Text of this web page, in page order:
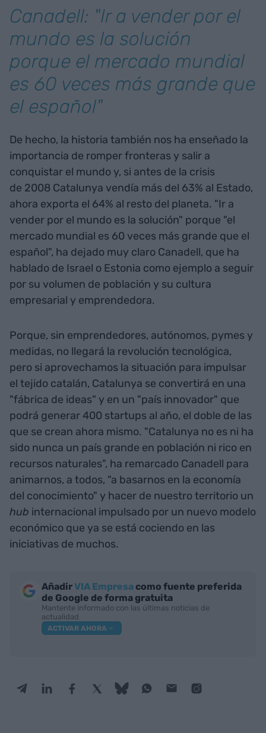
Canadell: "Ir a vender por el
mundo es la solución
porque el mercado mundial
es 60 veces más grande que
el español"
De hecho, la historia también nos ha enseñado la
importancia de romper fronteras y salir a
conquistar el mundo y, si antes de la crisis
de 2008 Catalunya vendía más del 63% al Estado,
ahora exporta el 64% al resto del planeta. "Ir a
vender por el mundo es la solución" porque "el
mercado mundial es 60 veces más grande que el
español", ha dejado muy claro Canadell, que ha
hablado de Israel o Estonia como ejemplo a seguir
por su volumen de población y su cultura
empresarial y emprendedora.
Porque, sin emprendedores, autónomos, pymes y
medidas, no llegará la revolución tecnológica,
pero si aprovechamos la situación para impulsar
el tejido catalán, Catalunya se convertirá en una
"fábrica de ideas" y en un "país innovador" que
podrá generar 400 startups al año, el doble de las
que se crean ahora mismo. "Catalunya no es ni ha
sido nunca un país grande en población ni rico en
recursos naturales", ha remarcado Canadell para
animarnos, a todos, "a basarnos en la economía
del conocimiento" y hacer de nuestro territorio un
hub internacional impulsado por un nuevo modelo
económico que ya se está cociendo en las
iniciativas de muchos.
AñadirVIA Empresa como fuente preferida
de Google de forma gratuita
Mantente informado con las últimas noticias de
actualidad
ACTIVAR AHORA